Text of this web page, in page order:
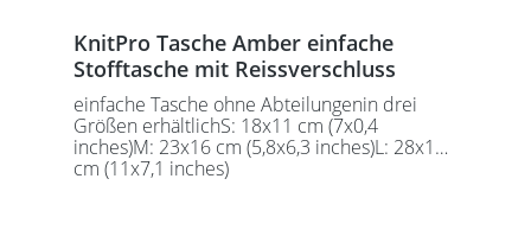
KnitPro Tasche Amber einfache
Stofftasche mit Reissverschluss
einfache Tasche ohne Abteilungenin drei
Größen erhältlichS: 18x11 cm (7x0,4
inches)M: 23x16 cm (5,8x6,3 inches)L: 28x18
cm (11x7,1 inches)